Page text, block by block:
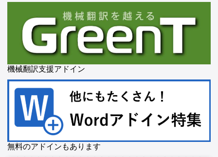
機械翻訳支援アドイン
無料のアドインもあります